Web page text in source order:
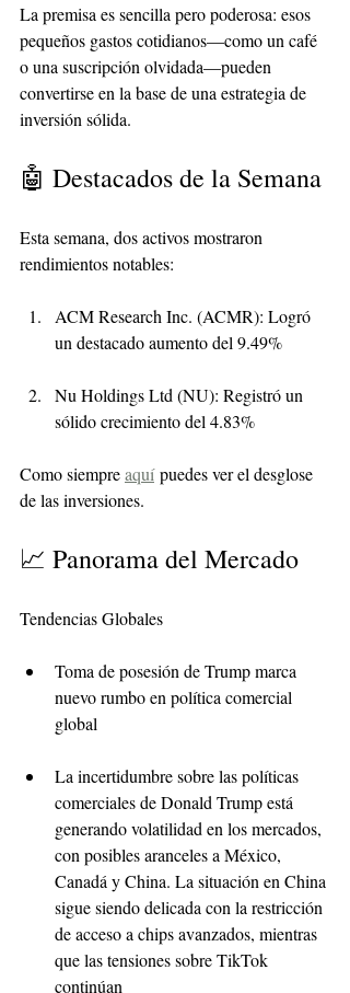
La premisa es sencilla pero poderosa: esos
pequeños gastos cotidianos—como un café
o una suscripción olvidada—pueden
convertirse en la base de una estrategia de
inversión sólida.
🤖 Destacados de la Semana
Esta semana, dos activos mostraron
rendimientos notables:
ACM Research Inc. (ACMR): Logró
un destacado aumento del 9.49%
Nu Holdings Ltd (NU): Registró un
sólido crecimiento del 4.83%
Como siempre aquí puedes ver el desglose
de las inversiones.
📈 Panorama del Mercado
Tendencias Globales
Toma de posesión de Trump marca
nuevo rumbo en política comercial
global
La incertidumbre sobre las políticas
comerciales de Donald Trump está
generando volatilidad en los mercados,
con posibles aranceles a México,
Canadá y China. La situación en China
sigue siendo delicada con la restricción
de acceso a chips avanzados, mientras
que las tensiones sobre TikTok
continúan